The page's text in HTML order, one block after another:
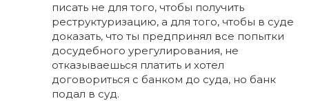
писать не для того, чтобы получить
реструктуризацию, а для того, чтобы в суде
доказать, что ты предпринял все попытки
досудебного урегулирования, не
отказываешься платить и хотел
договориться с банком до суда, но банк
подал в суд.